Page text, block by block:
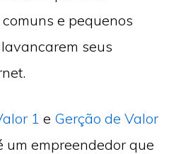
e pequenos
seus
1 e Gerção de Valor
um empreendedor que